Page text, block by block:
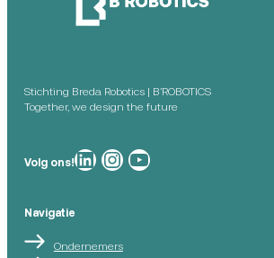
Stichting Breda Robotics | B’ROBOTICS
Together, we design the future
Volg ons!Breda Robotics op Breda Robotics op Instagram
Breda Robotics op
Navigatie
Ondernemers